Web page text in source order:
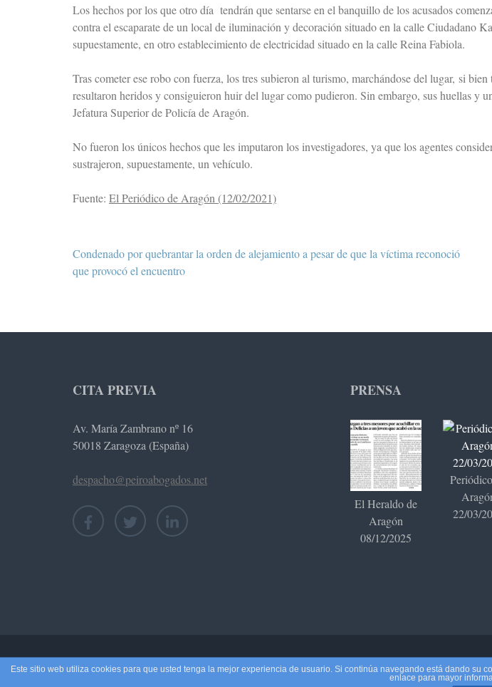
Los hechos por los que otro día tendrán que sentarse en el banquillo de los acusados
contra el escaparate de un local de iluminación y decoración situado en la calle Ciudadano
supuestamente, en otro establecimiento de electricidad situado en la calle Reina Fabiola.
Tras cometer ese robo con fuerza, los tres subieron al turismo, marchándose del lugar, si
resultaron heridos y consiguieron huir del lugar como pudieron. Sin embargo, sus huellas y
Jefatura Superior de Policía de Aragón.
No fueron los únicos hechos que les imputaron los investigadores, ya que los agentes
sustrajeron, supuestamente, un vehículo.
Fuente: El Periódico de Aragón (12/02/2021)
Navegación
de
Condenado por quebrantar la orden de alejamiento a pesar de que la víctima reconoció
que provocó el encuentro
CITA PREVIA
Av. María Zambrano nº 16
50018 Zaragoza (España)
despacho@peiroabogados.net
PRENSA
El Heraldo de
Aragón
08/12/2025
22/03/
© Copyright 2026Peiró Abogados.Lawyer Landing Page |
Este sitio web utiliza cookies para que usted tenga la mejor experiencia de usuario. Si continúa navegando está dando
enlace para mayor